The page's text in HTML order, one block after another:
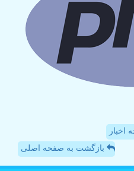
اخبار
بازگشت به صفحه اصلی